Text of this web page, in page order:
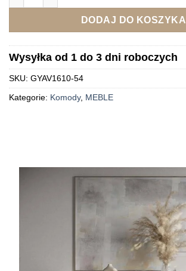
DODAJ DO KOSZYKA
Wysyłka od 1 do 3 dni roboczych
SKU: GYAV1610-54
Kategorie: Komody, MEBLE